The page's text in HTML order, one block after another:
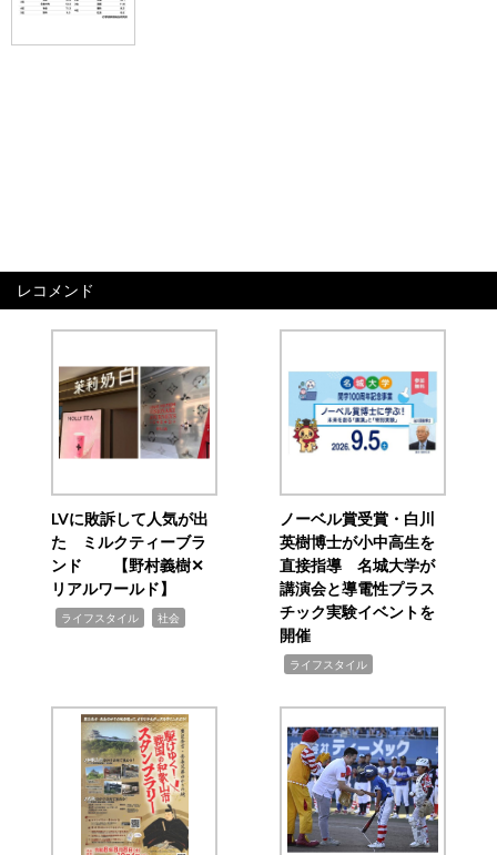
レコメンド
LVに敗訴して人気が出
た ミルクティーブラ
ンド 【野村義樹✕
リアルワールド】
ライフスタイル 社会
ノーベル賞受賞・白川
英樹博士が小中高生を
直接指導 名城大学が
講演会と導電性プラス
チック実験イベントを
開催
ライフスタイル